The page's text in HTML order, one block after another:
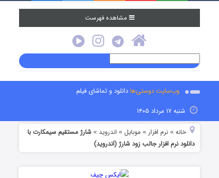
مشاهده فهرست
وب‌سایت دوستی‌هادانلود و تماشای فیلم
شنبه ۱۷ مرداد ۱۴۰۵
خانه »نرم افزار » موبایل » اندروید »شارژ مستقیم سیمکارت با
دانلود نرم افزار جالب زود شارژ (اندروید)